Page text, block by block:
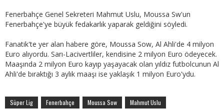
Fenerbahçe Genel Sekreteri Mahmut Uslu, Moussa Sw'un
Fenerbahçe'ye büyük fedakarlık yaparak geldiğini söyledi.
Fanatik'te yer alan habere göre, Moussa Sow, Al Ahli'de 4 milyon
Euro alıyordu. Sarı-Lacivertliler, kendisine 2 milyon Euro ödeyecek.
Maaşında 2 milyon Euro kayıp yaşayacak olan yıldız futbolcunun Al
Ahli'de bıraktığı 3 aylık maaşı ise yaklaşık 1 milyon Euro'ydu.
Süper Lig Fenerbahçe Moussa Sow Mahmut Uslu